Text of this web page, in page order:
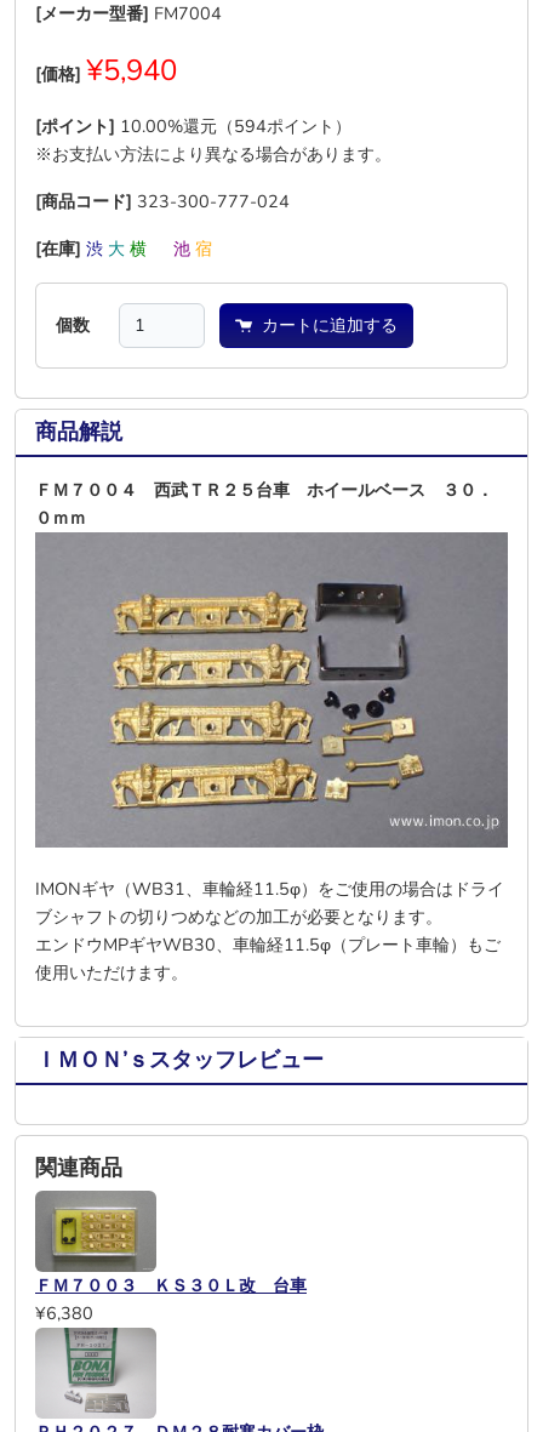
[メーカー型番] FM7004
[価格] ¥5,940
[ポイント] 10.00%還元（594ポイント）
※お支払い方法により異なる場合があります。
[商品コード] 323-300-777-024
[在庫] 渋 大 横 池 宿
個数 カートに追加する
商品解説
ＦＭ７００４ 西武ＴＲ２５台車 ホイールベース ３０．
０ｍｍ
IMONギヤ（WB31、車輪経11.5φ）をご使用の場合はドライ
ブシャフトの切りつめなどの加工が必要となります。
エンドウMPギヤWB30、車輪経11.5φ（プレート車輪）もご
使用いただけます。
ＩＭＯＮ’ｓスタッフレビュー
関連商品
ＦＭ７００３ ＫＳ３０Ｌ改 台車
¥6,380